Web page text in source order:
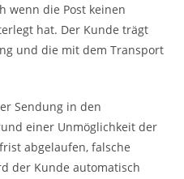
wenn die Post keinen
hat. Der Kunde trägt
und die mit dem Transport
Sendung in den
einer Unmöglichkeit der
abgelaufen, falsche
der Kunde automatisch